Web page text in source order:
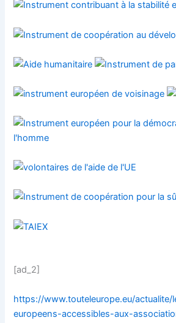
[ad_2]
https://www.touteleurope.eu/
europeens-accessibles-aux-